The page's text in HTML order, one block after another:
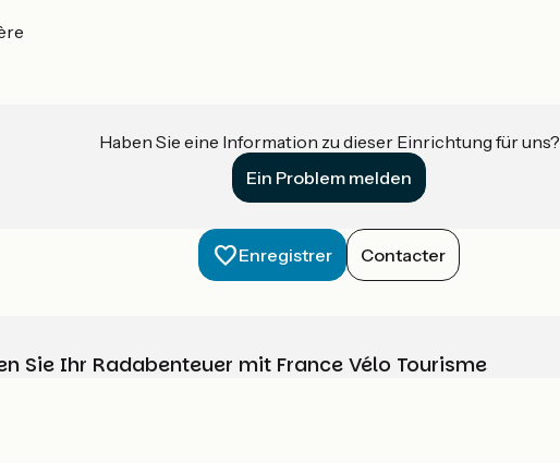
Haben Sie eine Information zu dieser Einrichtung für uns?
Ein Problem melden
Enregistrer Contacter
Sie Ihr Radabenteuer mit France Vélo Tourisme